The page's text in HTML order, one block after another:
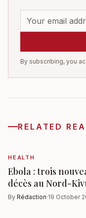
By subscribing, you
RELATED
HEALTH
Ebola : trois
décès au Nord-
By Rédaction·19 October